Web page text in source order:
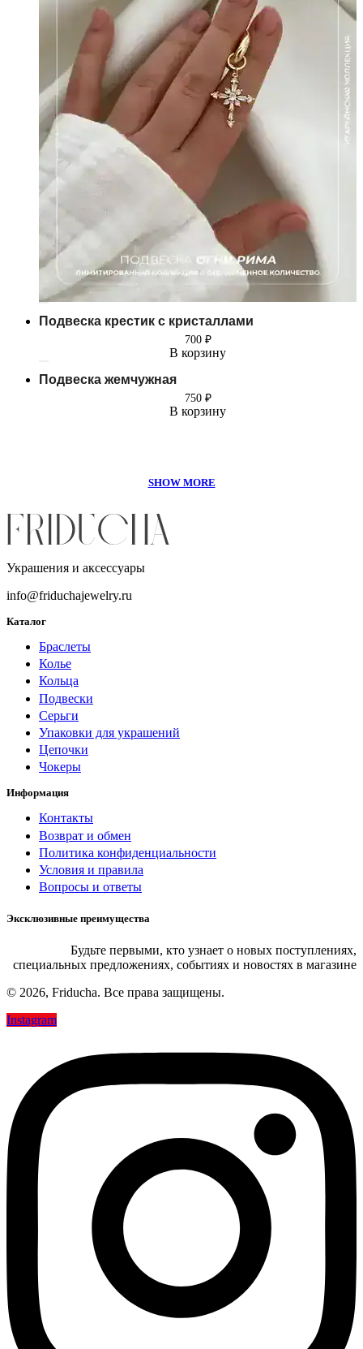
Подвеска крестик с кристаллами
700 ₽
В корзину
Подвеска жемчужная
750 ₽
В корзину
Украшения и аксессуары
info@friduchajewelry.ru
Каталог
Браслеты
Колье
Кольца
Подвески
Серьги
Упаковки для украшений
Цепочки
Чокеры
Информация
Контакты
Возврат и обмен
Политика конфиденциальности
Условия и правила
Вопросы и ответы
Эксклюзивные преимущества
Будьте первыми, кто узнает о новых поступлениях,
специальных предложениях, событиях и новостях в магазине
© 2026, Friducha. Все права защищены.
Instagram